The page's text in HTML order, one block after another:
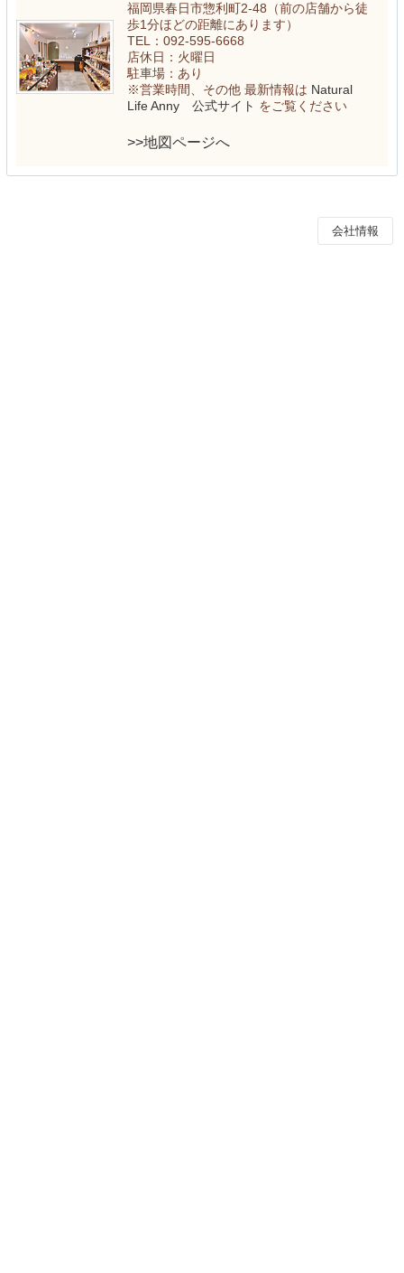
福岡県春日市惣利町2-48（前の店舗から徒
歩1分ほどの距離にあります）
TEL：092-595-6668
店休日：火曜日
駐車場：あり
※営業時間、その他 最新情報は Natural
Life Anny 公式サイト をご覧ください
>>地図ページへ
会社情報